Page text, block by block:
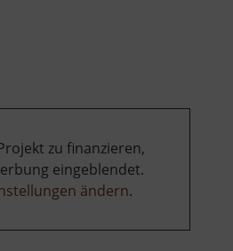
zu finanzieren,
eingeblendet.
ändern.